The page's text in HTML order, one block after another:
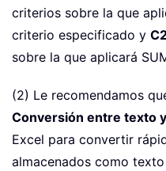
criterios sobre la que
criterio especificado y
sobre la que aplicará
(2) Le recomendamos
Conversión entre texto
Excel para convertir
almacenados como